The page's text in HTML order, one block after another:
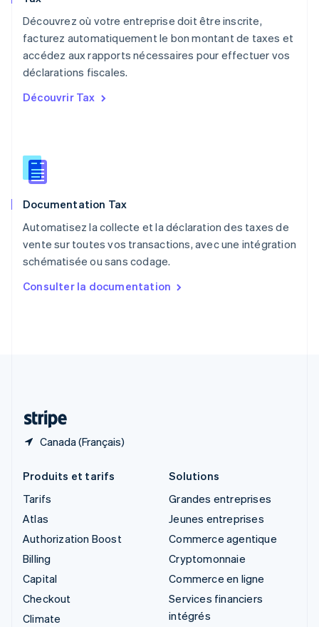
Découvrez où votre entreprise doit être inscrite,
facturez automatiquement le bon montant de taxes et
accédez aux rapports nécessaires pour effectuer vos
déclarations fiscales.
Découvrir Tax
Documentation Tax
Automatisez la collecte et la déclaration des taxes de
vente sur toutes vos transactions, avec une intégration
schématisée ou sans codage.
Consulter la documentation
Canada (Français)
Nouvelle-Zélande
Pays-Bas
NederlandsEnglish
Pologne
Portugal
République tchèque
English
English
Royaume-Uni
Singapour
English简体中文
English
Produits et tarifs
Tarifs
Atlas
Authorization Boost
Billing
Capital
Checkout
Climate
Solutions
Grandes entreprises
Jeunes entreprises
Commerce agentique
Cryptomonnaie
Commerce en ligne
Services financiers
intégrés